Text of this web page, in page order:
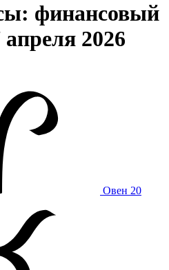
финансовый
2026
Овен 20